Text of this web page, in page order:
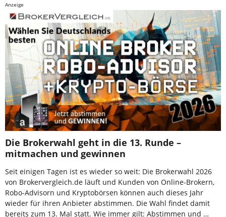
Anzeige
Die Brokerwahl geht in die 13. Runde –
mitmachen und gewinnen
Seit einigen Tagen ist es wieder so weit: Die Brokerwahl 2026
von Brokervergleich.de läuft und Kunden von Online-Brokern,
Robo-Advisorn und Kryptobörsen können auch dieses Jahr
wieder für ihren Anbieter abstimmen. Die Wahl findet damit
bereits zum 13. Mal statt. Wie immer gilt: Abstimmen und …